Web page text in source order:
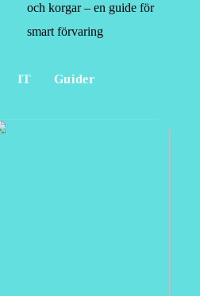
och korgar – en guide för
smart förvaring
IT Guider